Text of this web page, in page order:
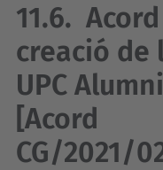
11.6.
creació de
UPC
[Acord
CG/2021/